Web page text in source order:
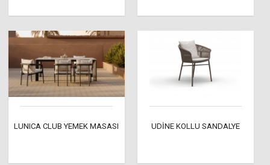
LUNICA CLUB YEMEK MASASI UDİNE KOLLU SANDALYE